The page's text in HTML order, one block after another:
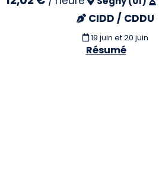
CIDD / CDDU
19 juin et 20 juin
Résumé